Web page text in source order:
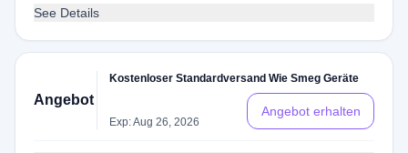
See Details
Angebot
Kostenloser Standardversand Wie Smeg Geräte
Exp: Aug 26, 2026
Angebot erhalten